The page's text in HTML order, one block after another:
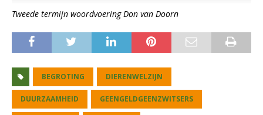
Tweede termijn woordvoering Don van Doorn
BEGROTING DIERENWELZIJN
DUURZAAMHEID GEENGELDGEENZWITSERS